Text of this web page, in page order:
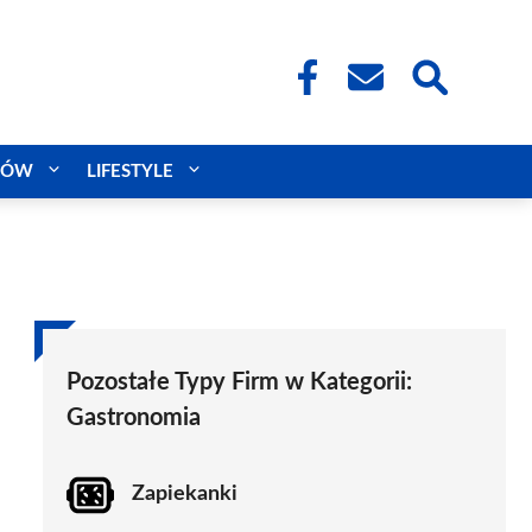
LIFESTYLE
Pozostałe Typy Firm w Kategorii:
Gastronomia
Zapiekanki